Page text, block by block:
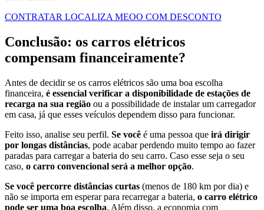
CONTRATAR LOCALIZA MEOO COM DESCONTO
Conclusão: os carros elétricos
compensam financeiramente?
Antes de decidir se os carros elétricos são uma boa escolha
financeira, é essencial verificar a disponibilidade de estações de
recarga na sua região ou a possibilidade de instalar um carregador
em casa, já que esses veículos dependem disso para funcionar.
Feito isso, analise seu perfil. Se você é uma pessoa que irá dirigir
por longas distâncias, pode acabar perdendo muito tempo ao fazer
paradas para carregar a bateria do seu carro. Caso esse seja o seu
caso, o carro convencional será a melhor opção.
Se você percorre distâncias curtas (menos de 180 km por dia) e
não se importa em esperar para recarregar a bateria, o carro elétrico
pode ser uma boa escolha. Além disso, a economia com